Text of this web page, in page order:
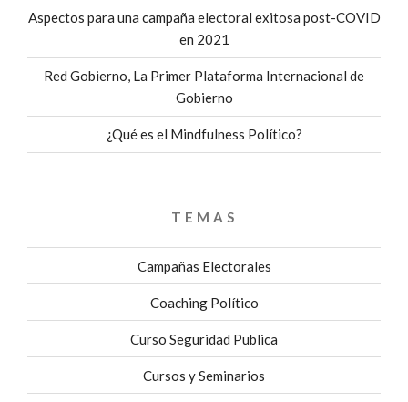
Aspectos para una campaña electoral exitosa post-COVID
en 2021
Red Gobierno, La Primer Plataforma Internacional de
Gobierno
¿Qué es el Mindfulness Político?
TEMAS
Campañas Electorales
Coaching Político
Curso Seguridad Publica
Cursos y Seminarios